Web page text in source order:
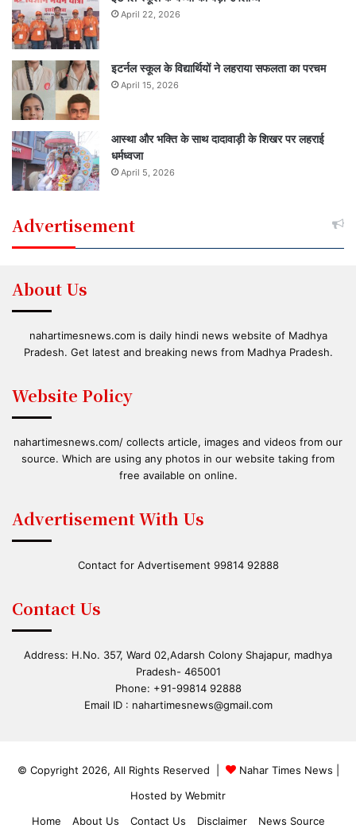
April 22, 2026
इटर्नल स्कूल के विद्यार्थियों ने लहराया सफलता का परचम
April 15, 2026
आस्था और भक्ति के साथ दादावाड़ी के शिखर पर लहराई
धर्मध्वजा
April 5, 2026
Advertisement
About Us
nahartimesnews.com is daily hindi news website of Madhya
Pradesh. Get latest and breaking news from Madhya Pradesh.
Website Policy
nahartimesnews.com/ collects article, images and videos from our
source. Which are using any photos in our website taking from
free available on online.
Advertisement With Us
Contact for Advertisement 99814 92888
Contact Us
Address: H.No. 357, Ward 02,Adarsh Colony Shajapur, madhya
Pradesh- 465001
Phone: +91-99814 92888
Email ID : nahartimesnews@gmail.com
© Copyright 2026, All Rights Reserved | Nahar Times News
Hosted by Webmitr
Home
About Us Contact Us Disclaimer News Source